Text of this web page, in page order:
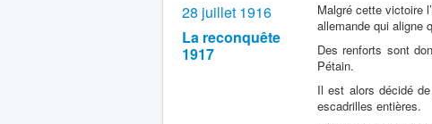
28 juillet 1916
La reconquête
1917
Malgré cette victoire
allemande qui aligne
Des renforts sont
Pétain.
Il est alors décidé
escadrilles entières.